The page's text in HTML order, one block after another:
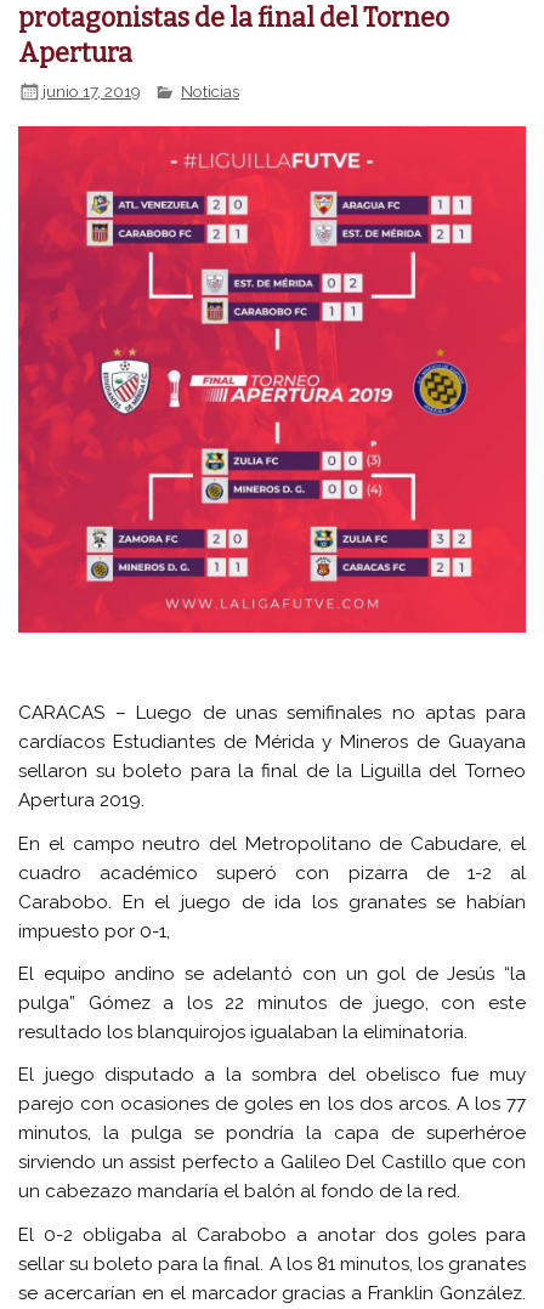
protagonistas de la final del Torneo
Apertura
junio 17, 2019 Noticias
CARACAS – Luego de unas semifinales no aptas para
cardíacos Estudiantes de Mérida y Mineros de Guayana
sellaron su boleto para la final de la Liguilla del Torneo
Apertura 2019.
En el campo neutro del Metropolitano de Cabudare, el
cuadro académico superó con pizarra de 1-2 al
Carabobo. En el juego de ida los granates se habían
impuesto por 0-1,
El equipo andino se adelantó con un gol de Jesús “la
pulga” Gómez a los 22 minutos de juego, con este
resultado los blanquirojos igualaban la eliminatoria.
El juego disputado a la sombra del obelisco fue muy
parejo con ocasiones de goles en los dos arcos. A los 77
minutos, la pulga se pondría la capa de superhéroe
sirviendo un assist perfecto a Galileo Del Castillo que con
un cabezazo mandaría el balón al fondo de la red.
El 0-2 obligaba al Carabobo a anotar dos goles para
sellar su boleto para la final. A los 81 minutos, los granates
se acercarían en el marcador gracias a Franklin González.